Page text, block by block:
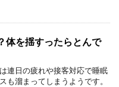
体を揺すったらとんで
連日の疲れや接客対応で睡眠
も溜まってしまうようです。